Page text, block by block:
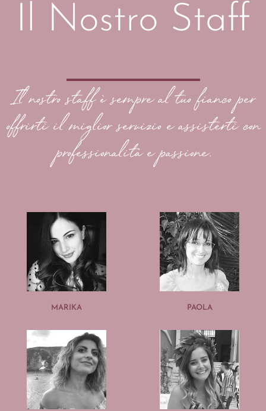
Il Nostro Staff
Il nostro staff è sempre al tuo fianco per
offrirti il miglior servizio e assisterti con
professionalità e passione.
MARIKA PAOLA